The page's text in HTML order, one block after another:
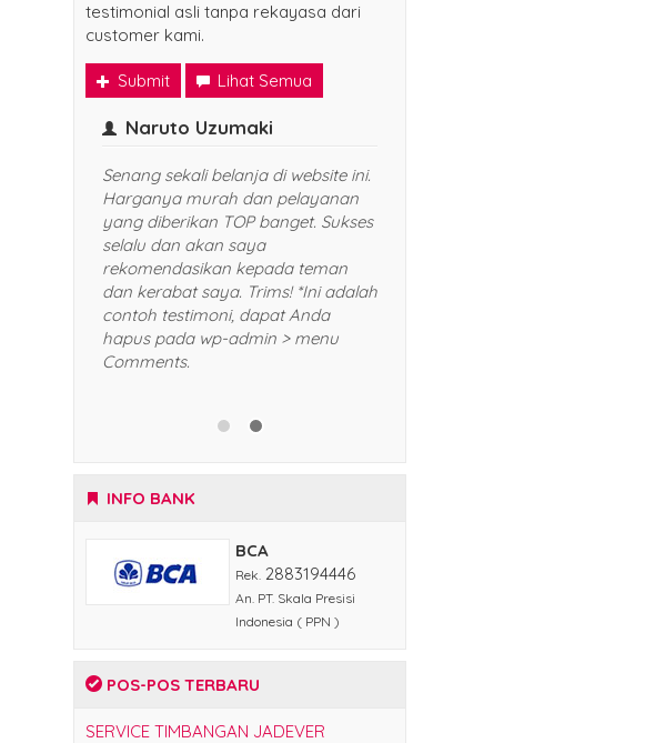
testimonial asli tanpa rekayasa dari
customer kami.
Submit Lihat Semua
Tsubasa Ozora
Sungguh pengalaman yang
menyenangkan belanja online
website ini. Tidak salah pilih dan
produk yang dijual keren sekali.
Terus tingkatkan dan sukses selalu!
*Ini adalah contoh testimoni, dapat
Anda hapus pada wp-admin >
menu Comments.
Rek.2883194446
An. PT. Skala Presisi
Indonesia ( PPN )
Service Timbangan BEKASI